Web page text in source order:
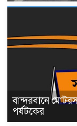
বান্দরবানে
পর্যটকের